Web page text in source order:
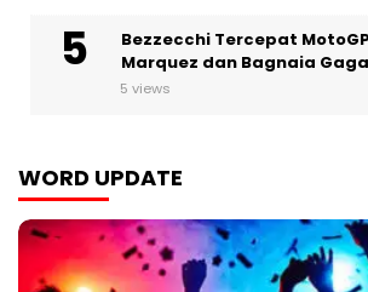
Bezzecchi Tercepat
Marquez dan Bagnaia
5 views
WORD UPDATE